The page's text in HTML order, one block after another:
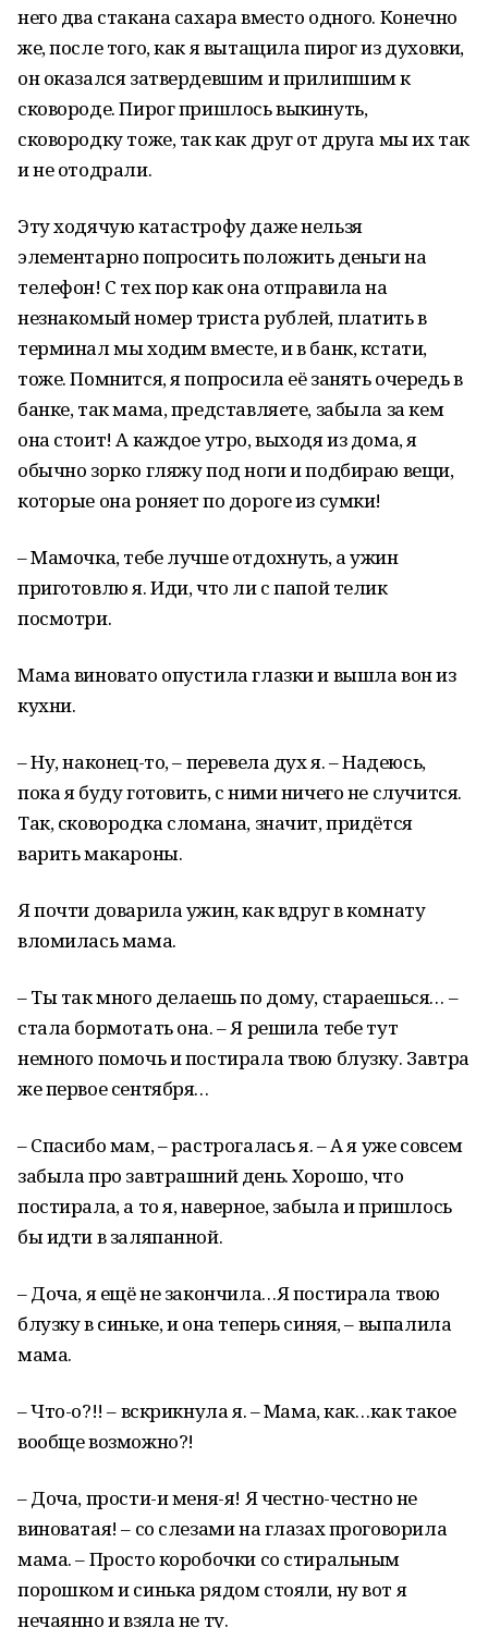
него два стакана сахара вместо одного. Конечно
же, после того, как я вытащила пирог из духовки,
он оказался затвердевшим и прилипшим к
сковороде. Пирог пришлось выкинуть,
сковородку тоже, так как друг от друга мы их так
и не отодрали.
Эту ходячую катастрофу даже нельзя
элементарно попросить положить деньги на
телефон! С тех пор как она отправила на
незнакомый номер триста рублей, платить в
терминал мы ходим вместе, и в банк, кстати,
тоже. Помнится, я попросила её занять очередь в
банке, так мама, представляете, забыла за кем
она стоит! А каждое утро, выходя из дома, я
обычно зорко гляжу под ноги и подбираю вещи,
которые она роняет по дороге из сумки!
– Мамочка, тебе лучше отдохнуть, а ужин
приготовлю я. Иди, что ли с папой телик
посмотри.
Мама виновато опустила глазки и вышла вон из
кухни.
– Ну, наконец-то, – перевела дух я. – Надеюсь,
пока я буду готовить, с ними ничего не случится.
Так, сковородка сломана, значит, придётся
варить макароны.
Я почти доварила ужин, как вдруг в комнату
вломилась мама.
– Ты так много делаешь по дому, стараешься… –
стала бормотать она. – Я решила тебе тут
немного помочь и постирала твою блузку. Завтра
же первое сентября…
– Спасибо мам, – растрогалась я. – А я уже совсем
забыла про завтрашний день. Хорошо, что
постирала, а то я, наверное, забыла и пришлось
бы идти в заляпанной.
– Доча, я ещё не закончила…Я постирала твою
блузку в синьке, и она теперь синяя, – выпалила
мама.
– Что-о?!! – вскрикнула я. – Мама, как…как такое
вообще возможно?!
– Доча, прости-и меня-я! Я честно-честно не
виноватая! – со слезами на глазах проговорила
мама. – Просто коробочки со стиральным
порошком и синька рядом стояли, ну вот я
нечаянно и взяла не ту.